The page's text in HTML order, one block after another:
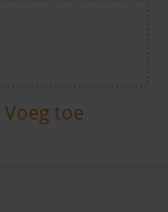
Voeg toe